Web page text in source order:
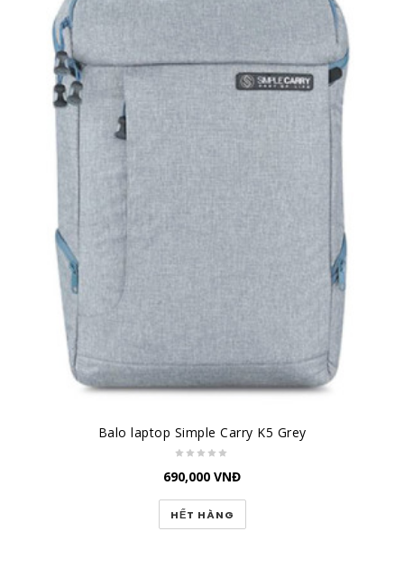
Balo laptop Simple Carry K5 Grey
690,000 VNĐ
HẾT HÀNG